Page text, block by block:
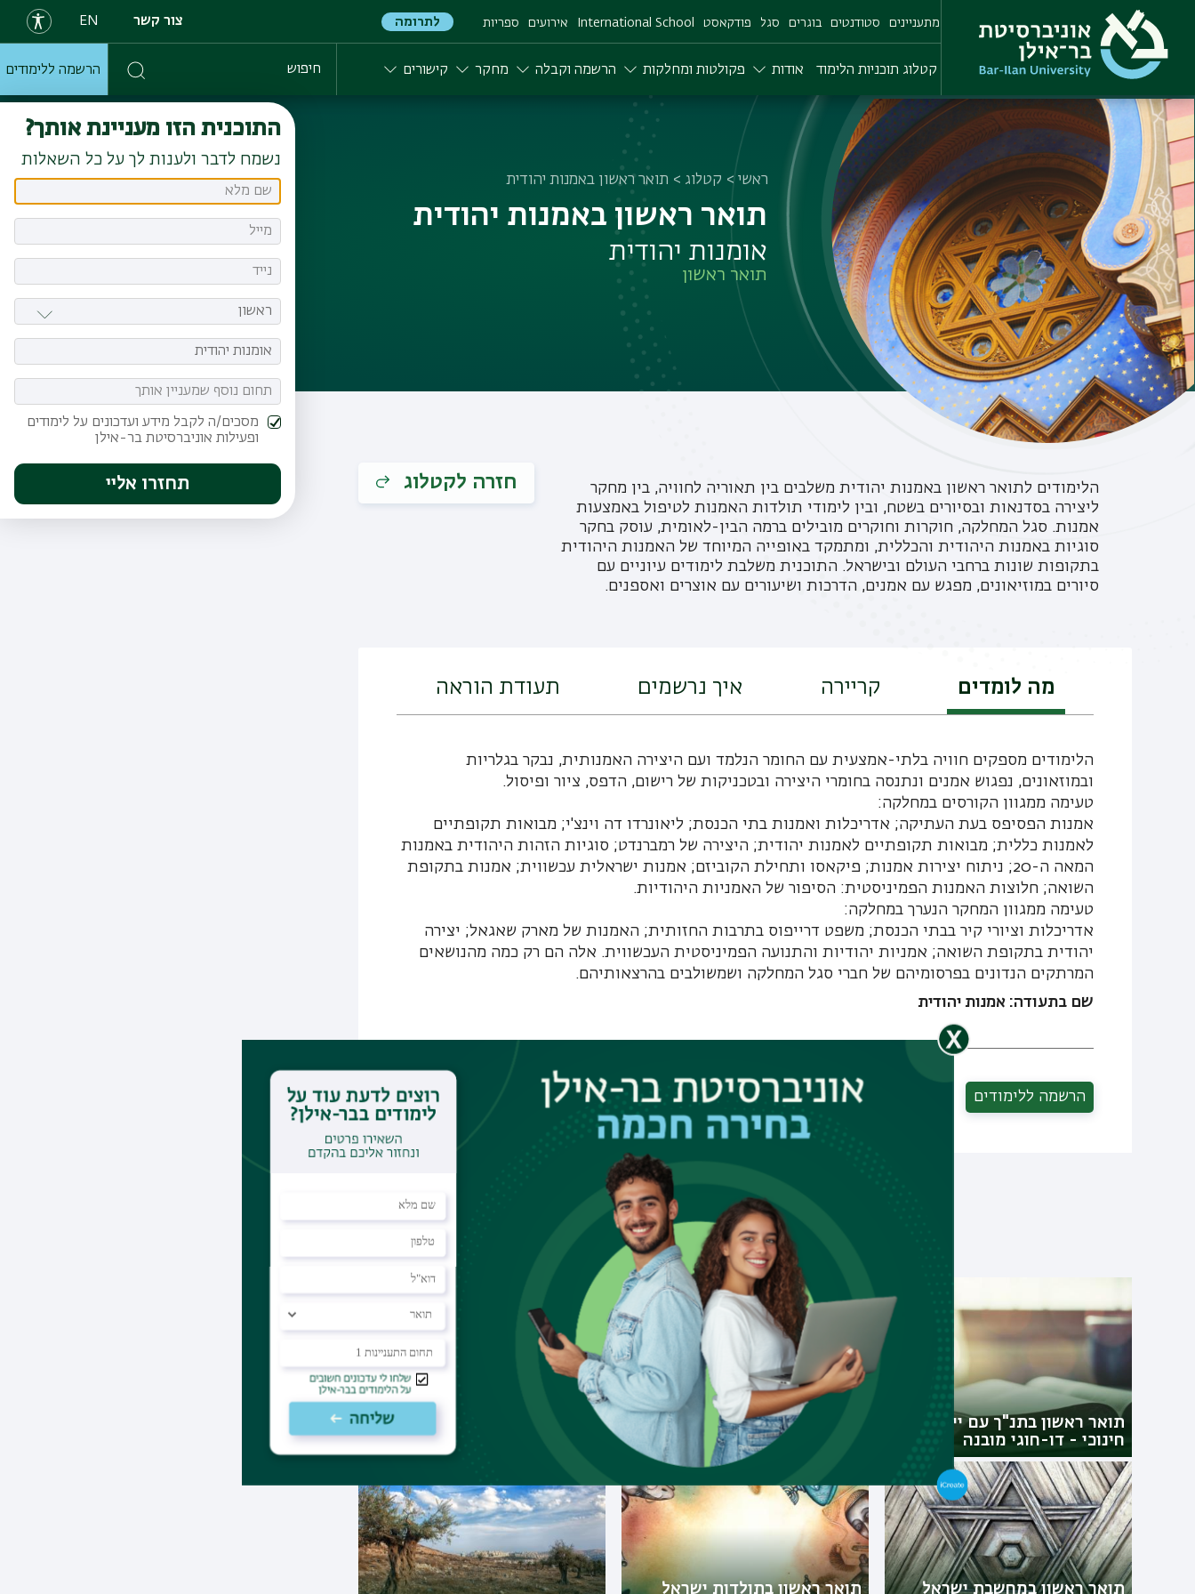
main
content
מתעניינים סטודנטים בוגרים סגל פודקאסט International School אירועים ספריות לתרומה צור קשר EN
קטלוג תוכניות הלימוד אודות פקולטות ומחלקות הרשמה וקבלה מחקר קישורים חיפוש הרשמה ללימודים
ראשי קטלוג תואר ראשון באמנות יהודית
תואר ראשון באמנות יהודית
אומנות יהודית
תואר ראשון
הלימודים לתואר ראשון באמנות יהודית משלבים בין תאוריה לחוויה, בין מחקר
ליצירה בסדנאות ובסיורים בשטח, ובין לימודי תולדות האמנות לטיפול באמצעות
אמנות. סגל המחלקה, חוקרות וחוקרים מובילים ברמה הבין-לאומית, עוסק בחקר
סוגיות באמנות היהודית והכללית, ומתמקד באופייה המיוחד של האמנות היהודית
בתקופות שונות ברחבי העולם ובישראל. התוכנית משלבת לימודים עיוניים עם
סיורים במוזיאונים, מפגש עם אמנים, הדרכות ושיעורים עם אוצרים ואספנים.
חזרה לקטלוג
מה לומדים קריירה איך נרשמים תעודת הוראה
הלימודים מספקים חוויה בלתי-אמצעית עם החומר הנלמד ועם היצירה האמנותית, נבקר בגלריות
ובמוזאונים, נפגוש אמנים ונתנסה בחומרי היצירה ובטכניקות של רישום, הדפס, ציור ופיסול.
טעימה ממגוון הקורסים במחלקה:
אמנות הפסיפס בעת העתיקה; אדריכלות ואמנות בתי הכנסת; ליאונרדו דה וינצ'י; מבואות תקופתיים
לאמנות כללית; מבואות תקופתיים לאמנות יהודית; היצירה של רמברנדט; סוגיות הזהות היהודית באמנות
המאה ה-20; ניתוח יצירות אמנות; פיקאסו ותחילת הקוביזם; אמנות ישראלית עכשווית; אמנות בתקופת
השואה; חלוצות האמנות הפמיניסטית: הסיפור של האמניות היהודיות.
טעימה ממגוון המחקר הנערך במחלקה:
אדריכלות וציורי קיר בבתי הכנסת; משפט דרייפוס בתרבות החזותית; האמנות של מארק שאגאל; יצירה
יהודית בתקופת השואה; אמניות יהודיות והתנועה הפמיניסטית העכשווית. אלה הם רק כמה מהנושאים
המרתקים הנדונים בפרסומיהם של חברי סגל המחלקה ושמשולבים בהרצאותיהם.
שם בתעודה: אמנות יהודית
הרשמה ללימודים חזרה לקטלוג לאתר המחלקה
תוכניות דומות
תואר ראשון בתנ"ך עם ייעוץ
חינוכי - דו-חוגי מובנה
תעודת הוראה בלימודי ארץ
תואר ראשון במחשבת ישראל
עם פילוסופיה כללית -
תואר ראשון במחשבת ישראל תואר ראשון בתולדות ישראל
התוכנית הזו מעניינת אותך?
נשמח לדבר ולענות לך על כל השאלות
מסכים/ה לקבל מידע ועדכונים על לימודים
ופעילות אוניברסיטת בר-אילן